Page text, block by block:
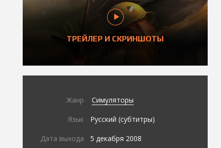
ТРЕЙЛЕР И СКРИНШОТЫ
Жанр Симуляторы
Язык Русский (субтитры)
Дата выхода 5 декабря 2008